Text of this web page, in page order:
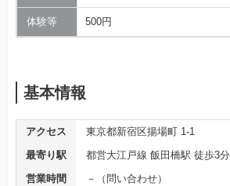
体験等 500円
基本情報
アクセス
東京都新宿区揚場町 1-1
最寄り駅
都営大江戸線 飯田橋駅 徒歩3分
営業時間
－（問い合わせ）